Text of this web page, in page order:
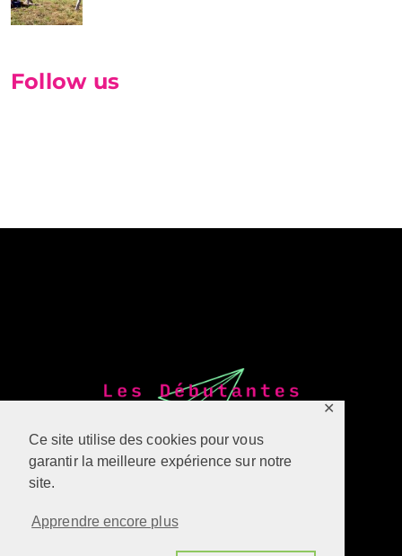
Ce site utilise des cookies pour vous
garantir la meilleure expérience sur notre
site.
Apprendre encore plus
✕
Follow us